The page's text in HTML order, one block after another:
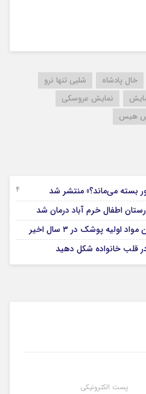
خال پادشاه
شلبی تنها نرو
نمایش عروسکی
هیس
بسته می‌ماند؟» منتشر شد 24 شهریور 1403
اطفال خرم آباد درمان شد
پوشک در ۳ سال اخیر
قلب خانواده شکل دهید
پست الکترونیکی